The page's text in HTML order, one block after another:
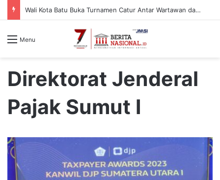
Wali Kota Batu Buka Turnamen Catur Antar Wartawan dan Instansi
Menu
Direktorat Jenderal
Pajak Sumut I